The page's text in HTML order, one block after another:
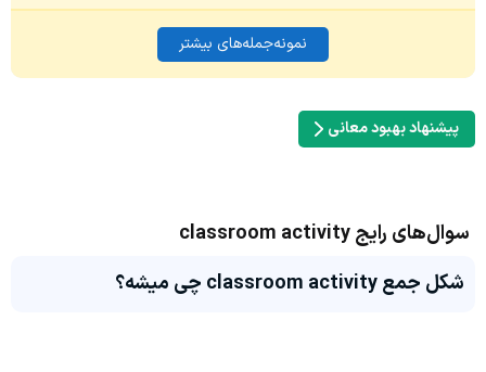
نمونه‌جمله‌های بیشتر
پیشنهاد بهبود معانی
سوال‌های رایج classroom activity
شکل جمع classroom activity چی میشه؟